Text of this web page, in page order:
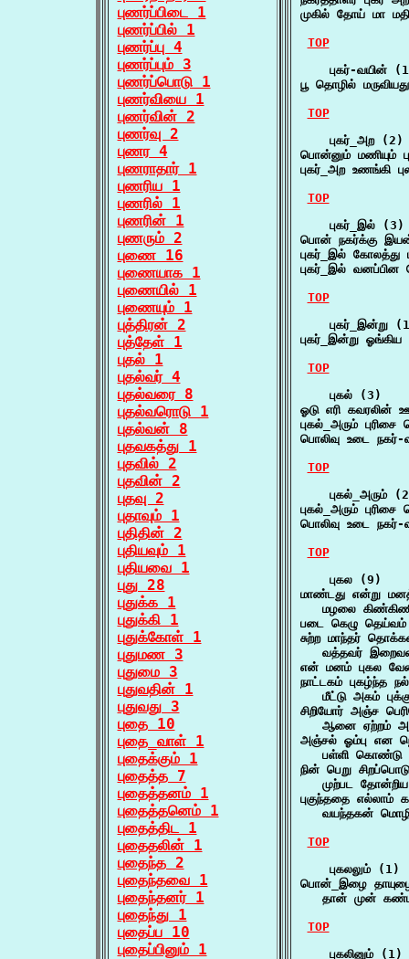
புணர்ப்பிடை 1
புணர்ப்பில் 1
புணர்ப்பு 4
புணர்ப்பும் 3
புணர்ப்பொடு 1
புணர்வியை 1
புணர்வின் 2
புணர்வு 2
புணர 4
புணராதார் 1
புணரிய 1
புணரில் 1
புணரின் 1
புணரும் 2
புணை 16
புணையாக 1
புணையில் 1
புணையும் 1
புத்திரன் 2
புத்தேள் 1
புதல் 1
புதல்வர் 4
புதல்வரை 8
புதல்வரொடு 1
புதல்வன் 8
புதவகத்து 1
புதவில் 2
புதவின் 2
புதவு 2
புதாவும் 1
புதிதின் 2
புதியவும் 1
புதியவை 1
புது 28
புதுக்க 1
புதுக்கி 1
புதுக்கோள் 1
புதுமண 3
புதுமை 3
புதுவதின் 1
புதுவது 3
புதை 10
புதை_வாள் 1
புதைக்கும் 1
புதைத்த 7
புதைத்தனம் 1
புதைத்தனெம் 1
புதைத்திட 1
புதைதலின் 1
புதைந்த 2
புதைந்தவை 1
புதைந்தனர் 1
புதைந்து 1
புதைப்ப 10
புதைப்பினும் 1
முகில் தோய் மா
TOP
புகர்-வயின்
பூ தொழில்
TOP
    புகர்_அற (2)
பொன்னும் மணியும்
புகர்_அற உணங்கி
TOP
    புகர்_இல் (3)
பொன் நகர்க்கு
புகர்_இல்
புகர்_இல்
TOP
புகர்_இன்று
புகர்_இன்று
TOP
    புகல் (3)
ஓடு எரி
புகல்_அரும்
பொலிவு உடை
TOP
புகல்_அரும்
புகல்_அரும்
பொலிவு உடை
TOP
    புகல (9)
மாண்டது என்று
மழலை
படை கெழு தெய்வம்
சுற்ற மாந்தர்
வத்தவர்
என் மனம் புகல
நாட்டகம் புகழ்ந்த
மீட்டு அகம்
சிறியோர் அஞ்ச
ஆனை ஏற்றம்
அஞ்சல் ஓம்பு என
பள்ளி கொண்டு
நின் பெறு
முற்பட
புகுந்ததை எல்லாம்
வயந்தகன்
TOP
    புகலலும் (1)
பொன்_இழை
தான் முன்
TOP
    புகலினும் (1)